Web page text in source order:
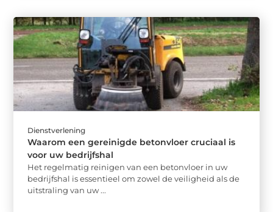
Dienstverlening
Waarom een gereinigde betonvloer cruciaal is
voor uw bedrijfshal
Het regelmatig reinigen van een betonvloer in uw
bedrijfshal is essentieel om zowel de veiligheid als de
uitstraling van uw ...